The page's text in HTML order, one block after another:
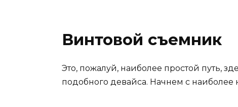
Винтовой съемник
Это, пожалуй, наиболее простой путь,
подобного девайса. Начнем с